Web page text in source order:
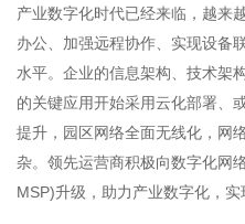
产业数字化时代已经来临，越来
办公、加强远程协作、实现设备
水平。企业的信息架构、技术架
的关键应用开始采用云化部署、
提升，园区网络全面无线化，网
杂。领先运营商积极向数字化网
MSP)升级，助力产业数字化，实